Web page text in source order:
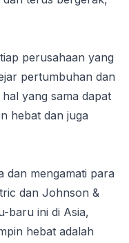
perusahaan yang
pertumbuhan dan
yang sama dapat
hebat dan juga
dan mengamati para
dan Johnson &
baru ini di Asia,
hebat adalah